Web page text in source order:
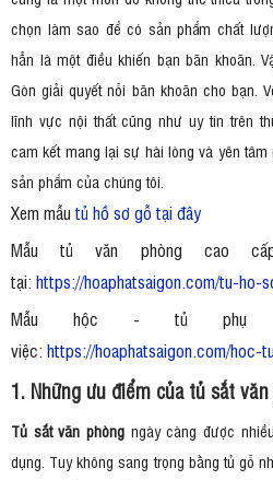
chọn làm sao để có sản phẩm chất
hẳn là một điều khiến bạn băn khoăn.
Gòn giải quyết nỗi băn khoăn cho bạn.
lĩnh vực nội thất cũng như uy tín trên
cam kết mang lại sự hài lòng và yên
sản phẩm của chúng tôi.
Xem mẫu tủ hồ sơ gỗ tại đây
Mẫu tủ văn phòng cao
tại: https://hoaphatsaigon.com/tu-ho-
Mẫu hộc - tủ phụ
việc: https://hoaphatsaigon.com/hoc-
1. Những ưu điểm của tủ sắt
Tủ sắt văn phòng ngày càng được
dụng. Tuy không sang trọng bằng tủ gỗ